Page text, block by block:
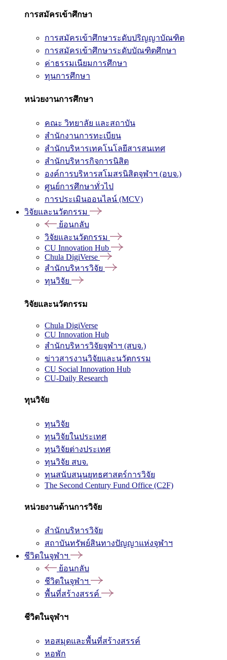
การสมัครเข้าศึกษา
การสมัครเข้าศึกษาระดับปริญญาบัณฑิต
การสมัครเข้าศึกษาระดับบัณฑิตศึกษา
ค่าธรรมเนียมการศึกษา
ทุนการศึกษา
หน่วยงานการศึกษา
คณะ วิทยาลัย และสถาบัน
สำนักงานการทะเบียน
สำนักบริหารเทคโนโลยีสารสนเทศ
สำนักบริหารกิจการนิสิต
องค์การบริหารสโมสรนิสิตจุฬาฯ (อบจ.)
ศูนย์การศึกษาทั่วไป
การประเมินออนไลน์ (MCV)
วิจัยและนวัตกรรม
ย้อนกลับ
วิจัยและนวัตกรรม
CU Innovation Hub
Chula DigiVerse
สำนักบริหารวิจัย
ทุนวิจัย
วิจัยและนวัตกรรม
Chula DigiVerse
CU Innovation Hub
สำนักบริหารวิจัยจุฬาฯ (สบจ.)
ข่าวสารงานวิจัยและนวัตกรรม
CU Social Innovation Hub
CU-Daily Research
ทุนวิจัย
ทุนวิจัย
ทุนวิจัยในประเทศ
ทุนวิจัยต่างประเทศ
ทุนวิจัย สบจ.
ทุนสนับสนุนยุทธศาสตร์การวิจัย
The Second Century Fund Office (C2F)
หน่วยงานด้านการวิจัย
สำนักบริหารวิจัย
สถาบันทรัพย์สินทางปัญญาแห่งจุฬาฯ
ชีวิตในจุฬาฯ
ย้อนกลับ
ชีวิตในจุฬาฯ
พื้นที่สร้างสรรค์
ชีวิตในจุฬาฯ
หอสมุดและพื้นที่สร้างสรรค์
หอพัก